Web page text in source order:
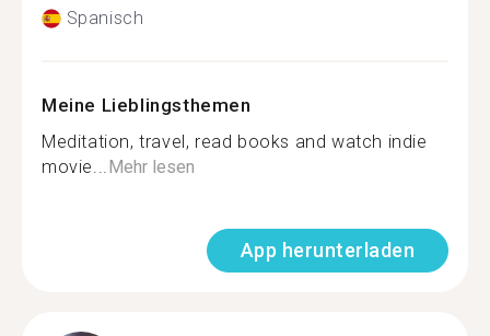
Spanisch
Meine Lieblingsthemen
Meditation, travel, read books and watch indie
movie...Mehr lesen
App herunterladen